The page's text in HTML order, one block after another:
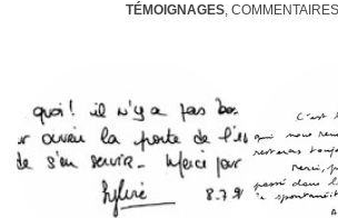
TÉMOIGNAGES,